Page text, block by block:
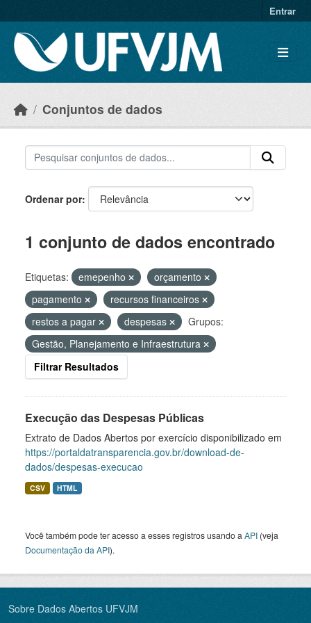
Entrar
Conjuntos de dados
Ordenar por
1 conjunto de dados encontrado
Etiquetas: emepenho
orçamento
pagamento
recursos financeiros
restos a pagar
despesas
Grupos:
Gestão, Planejamento e Infraestrutura
Filtrar Resultados
Execução das Despesas Públicas
Extrato de Dados Abertos por exercício disponibilizado em
https://portaldatransparencia.gov.br/download-de-
dados/despesas-execucao
CSV HTML
Você também pode ter acesso a esses registros usando a API (veja
Documentação da API).
Sobre Dados Abertos UFVJM